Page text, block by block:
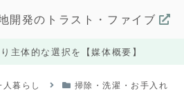
開発のトラスト・ファイブ
主体的な選択を【媒体概要】
人暮らし 掃除・洗濯・お手入れ